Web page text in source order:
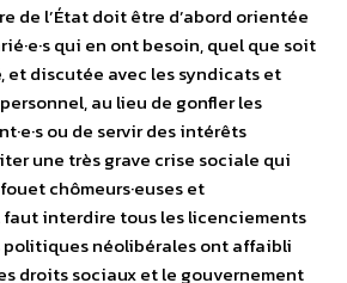
de l’État doit être d’abord orientée
qui en ont besoin, quel que soit
et discutée avec les syndicats et
au lieu de gonfler les
ou de servir des intérêts
une très grave crise sociale qui
chômeurs·euses et
faut interdire tous les licenciements
politiques néolibérales ont affaibli
droits sociaux et le gouvernement